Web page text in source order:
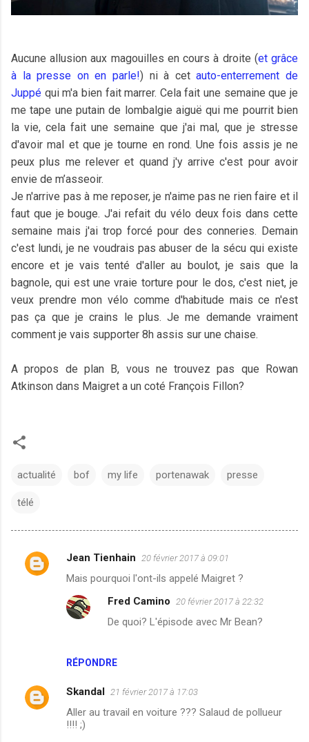
Aucune allusion aux magouilles en cours à droite (et grâce
à la presse on en parle!) ni à cetauto-enterrement de
Juppé qui m'a bien fait marrer. Cela fait une semaine que je
me tape une putain de lombalgie aiguë qui me pourrit bien
la vie, cela fait une semaine que j'ai mal, que je stresse
d'avoir mal et que je tourne en rond. Une fois assis je ne
peux plus me relever et quand j'y arrive c'est pour avoir
envie de m’asseoir.
Je n'arrive pas à me reposer, je n'aime pas ne rien faire et il
faut que je bouge. J'ai refait du vélo deux fois dans cette
semaine mais j'ai trop forcé pour des conneries. Demain
c'est lundi, je ne voudrais pas abuser de la sécu qui existe
encore et je vais tenté d'aller au boulot, je sais que la
bagnole, qui est une vraie torture pour le dos, c'est niet, je
veux prendre mon vélo comme d'habitude mais ce n'est
pas ça que je crains le plus. Je me demande vraiment
comment je vais supporter 8h assis sur une chaise.
A propos de plan B, vous ne trouvez pas que Rowan
Atkinson dans Maigret a un coté François Fillon?
actualité bof my life portenawak presse
télé
C
a
Jean Tienhain 20 février 2017 à 09:01
Mais pourquoi l'ont-ils appelé Maigret ?
RÉPONDRE
Fred Camino 20 février 2017 à 22:32
De quoi? L'épisode avec Mr Bean?
Skandal 21 février 2017 à 17:03
Aller au travail en voiture ??? Salaud de pollueur
!!!! ;)